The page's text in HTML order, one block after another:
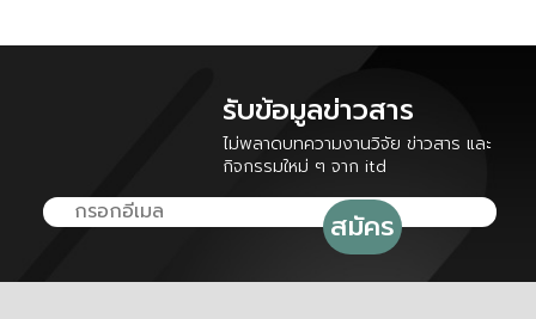
รับข้อมูลข่าวสาร
ไม่พลาดบทความงานวิจัย ข่าวสาร และ
กิจกรรมใหม่ ๆ จาก itd